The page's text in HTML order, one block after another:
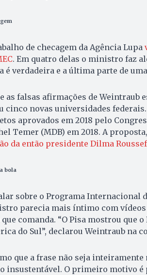
de checagem da Agência Lupa
. Em quatro delas o ministro faz
é verdadeira e a última parte de
as falsas afirmações de Weintraub
cinco novas universidades
aprovados em 2018 pelo
Temer (MDB) em 2018. A
da então presidente Dilma
bola
sobre o Programa Internacional
parecia mais íntimo com vídeos
que comanda. “O Pisa mostrou que
do Sul”, declarou Weintraub na
que a frase não seja
insustentável. O primeiro motivo é